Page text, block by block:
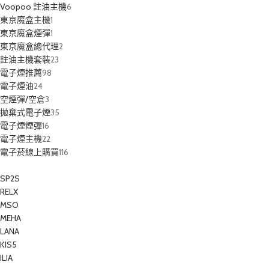
Voopoo 註油主機6
東京魔盒主機1
東京魔盒煙彈1
東京魔盒總代理2
註油主機套裝23
電子煙推薦98
電子煙油24
空煙彈/空倉3
拋棄式電子煙35
電子煙煙彈16
電子煙主機22
電子菸線上購買116
SP2S
RELX
MSO
MEHA
LANA
KIS5
ILIA